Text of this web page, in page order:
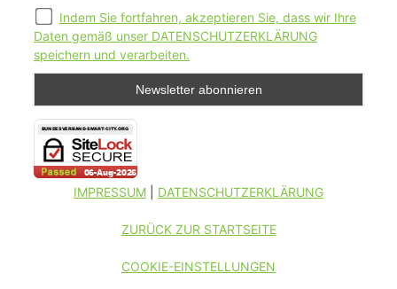
Indem Sie fortfahren, akzeptieren Sie, dass wir Ihre
Daten gemäß unser DATENSCHUTZERKLÄRUNG
speichern und verarbeiten.
IMPRESSUM DATENSCHUTZERKLÄRUNG
ZURÜCK ZUR STARTSEITE
COOKIE-EINSTELLUNGEN